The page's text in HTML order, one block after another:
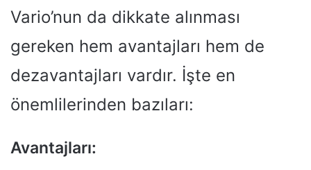
Vario’nun da dikkate alınması
gereken hem avantajları hem de
dezavantajları vardır. İşte en
önemlilerinden bazıları:
Avantajları: